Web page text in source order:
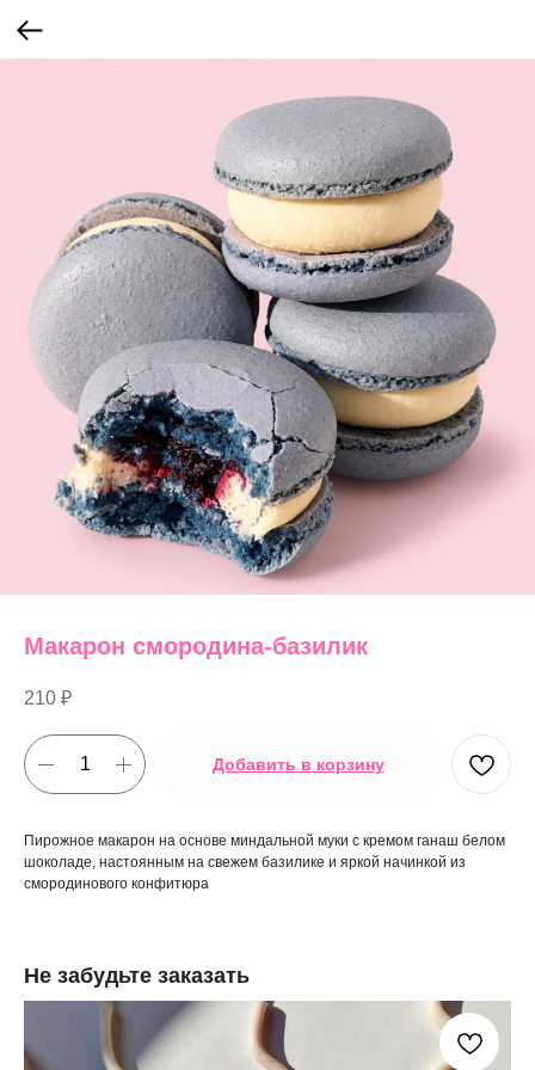
Макарон смородина-базилик
210 ₽
Добавить в корзину
Пирожное макарон на основе миндальной муки с кремом ганаш белом
шоколаде, настоянным на свежем базилике и яркой начинкой из
смородинового конфитюра
Не забудьте заказать